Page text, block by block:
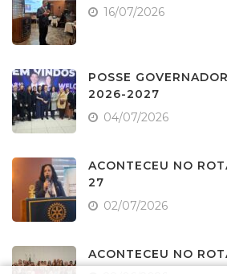
16/07/2026
POSSE
2026-2027
04/07/2026
ACONTECEU NO
27
02/07/2026
ACONTECEU NO